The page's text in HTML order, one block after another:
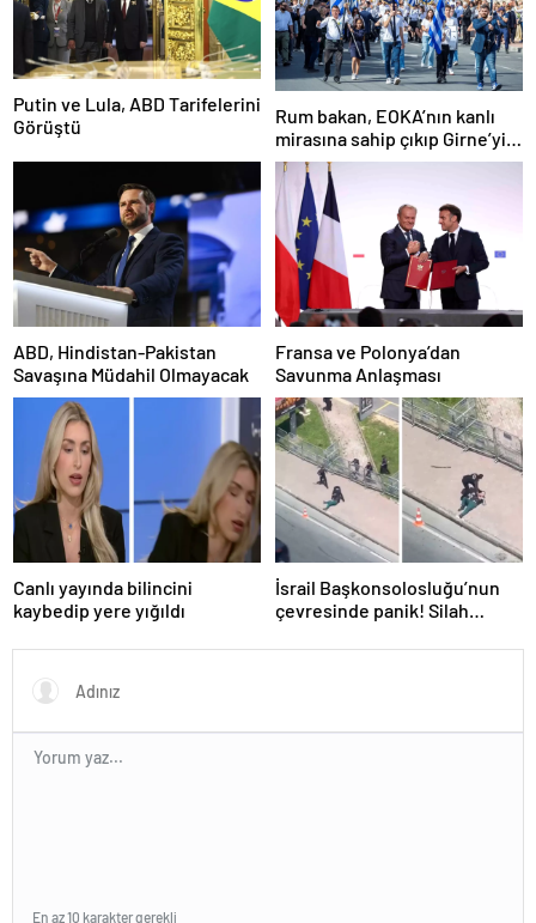
Putin ve Lula, ABD Tarifelerini
Görüştü
Rum bakan, EOKA’nın kanlı
mirasına sahip çıkıp Girne’yi
hedef gösterdi
ABD, Hindistan-Pakistan
Savaşına Müdahil Olmayacak
Fransa ve Polonya’dan
Savunma Anlaşması
Canlı yayında bilincini
kaybedip yere yığıldı
İsrail Başkonsolosluğu’nun
çevresinde panik! Silah
açıklama geldi
En az 10 karakter gerekli